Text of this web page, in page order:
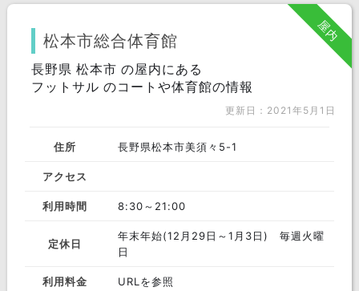
屋内
松本市総合体育館
長野県 松本市 の屋内にある
フットサル のコートや体育館の情報
更新日：2021年5月1日
住所 長野県松本市美須々5-1
アクセス
利用時間 8:30～21:00
定休日
年末年始(12月29日～1月3日) 毎週火曜
日
利用料金 URLを参照